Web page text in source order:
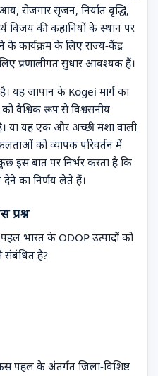
रोजगार सृजन, निर्यात वृद्धि,
विजय की कहानियों के स्थान पर
के कार्यक्रम के लिए राज्य-केंद्र
प्रणालीगत सुधार आवश्यक हैं।
यह जापान के Kogei मार्ग का
वैश्विक रूप से विश्वसनीय
या यह एक और अच्छी मंशा वाली
को व्यापक परिवर्तन में
इस बात पर निर्भर करता है कि
देने का निर्णय लेते हैं।
प्रश्न
भारत के ODOP उत्पादों को
संबंधित है?
पहल के अंतर्गत जिला-विशिष्ट